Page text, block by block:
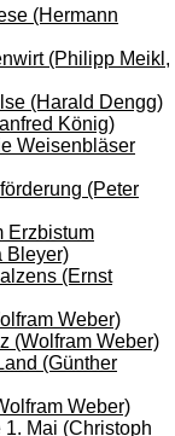
(Hermann
(Philipp Meikl,
(Harald Dengg)
König)
Weisenbläser
(Peter
Erzbistum
Bleyer)
(Ernst
Weber)
(Wolfram Weber)
(Günther
Weber)
Mai (Christoph